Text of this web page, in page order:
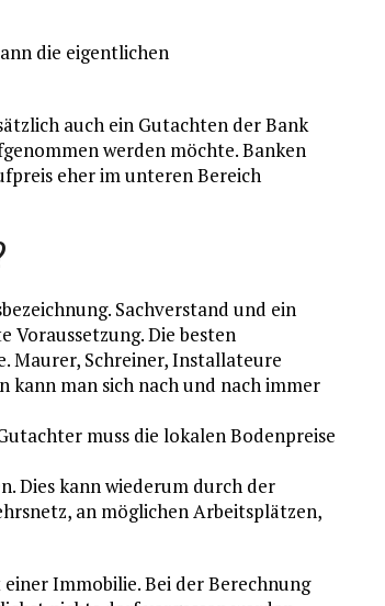
die eigentlichen
auch ein Gutachten der Bank
werden möchte. Banken
eher im unteren Bereich
Sachverstand und ein
Voraussetzung. Die besten
Maurer, Schreiner, Installateure
kann man sich nach und nach immer
muss die lokalen Bodenpreise
Dies kann wiederum durch der
an möglichen Arbeitsplätzen,
Immobilie. Bei der Berechnung